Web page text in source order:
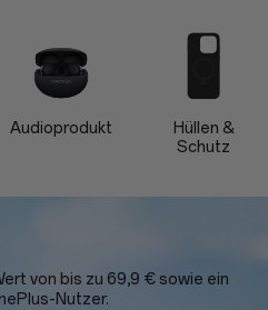
Audioprodukt
Hüllen &
Schutz
von bis zu 69,9 € sowie ein
Nutzer.